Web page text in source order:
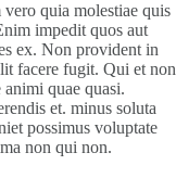
quia molestiae quis
impedit quos aut
ex. Non provident in
facere fugit. Qui et non
quae quasi.
et. minus soluta
possimus voluptate
non qui non.